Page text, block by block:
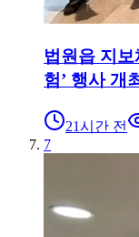
법원읍 지보
험’ 행사 개
21시간 전
7